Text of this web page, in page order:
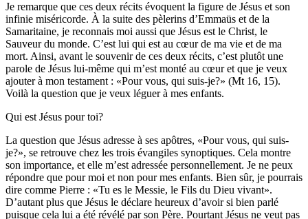
Je remarque que ces deux récits évoquent la figure de Jésus et son
infinie miséricorde. À la suite des pèlerins d’Emmaüs et de la
Samaritaine, je reconnais moi aussi que Jésus est le Christ, le
Sauveur du monde. C’est lui qui est au cœur de ma vie et de ma
mort. Ainsi, avant le souvenir de ces deux récits, c’est plutôt une
parole de Jésus lui-même qui m’est monté au cœur et que je veux
ajouter à mon testament : «Pour vous, qui suis-je?» (Mt 16, 15).
Voilà la question que je veux léguer à mes enfants.
Qui est Jésus pour toi?
La question que Jésus adresse à ses apôtres, «Pour vous, qui suis-
je?», se retrouve chez les trois évangiles synoptiques. Cela montre
son importance, et elle m’est adressée personnellement. Je ne peux
répondre que pour moi et non pour mes enfants. Bien sûr, je pourrais
dire comme Pierre : «Tu es le Messie, le Fils du Dieu vivant».
D’autant plus que Jésus le déclare heureux d’avoir si bien parlé
puisque cela lui a été révélé par son Père. Pourtant Jésus ne veut pas